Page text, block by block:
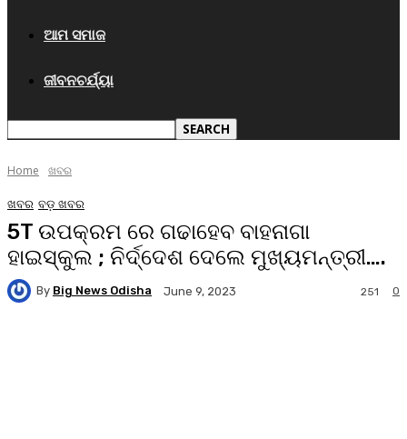
ଆମ ସମାଜ
ଜୀବନଚର୍ଯ୍ୟା
Home ଖବର
ଖବର ବଡ଼ ଖବର
5T ଉପକ୍ରମ ରେ ଗଢାହେବ ବାହନାଗା
ହାଇସ୍କୁଲ ; ନିର୍ଦ୍ଦେଶ ଦେଲେ ମୁଖ୍ୟମନ୍ତ୍ରୀ….
By Big News Odisha June 9, 2023 0
251